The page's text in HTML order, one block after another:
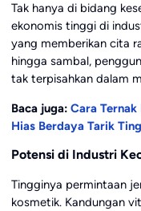
Tak hanya di bidang
ekonomis tinggi di
yang memberikan cita
hingga sambal,
tak terpisahkan dalam
Baca juga: Cara Ternak
Hias Berdaya Tarik
Potensi di Industri
Tingginya permintaan
kosmetik. Kandungan